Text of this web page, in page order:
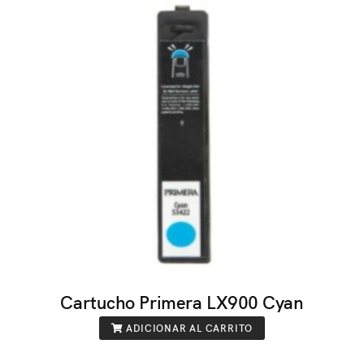
Cartucho Primera LX900 Cyan
ADICIONAR AL CARRITO